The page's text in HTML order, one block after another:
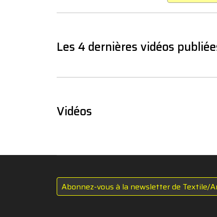
Les 4 dernières vidéos
Vidéos
Abonnez-vous à la newsletter de Textile/